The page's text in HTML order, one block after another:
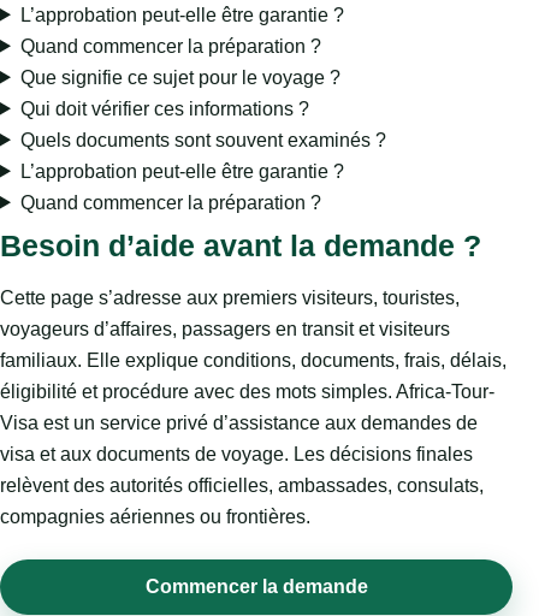
L’approbation peut-elle être garantie ?
Quand commencer la préparation ?
Que signifie ce sujet pour le voyage ?
Qui doit vérifier ces informations ?
Quels documents sont souvent examinés ?
L’approbation peut-elle être garantie ?
Quand commencer la préparation ?
Besoin d’aide avant la demande ?
Cette page s’adresse aux premiers visiteurs, touristes,
voyageurs d’affaires, passagers en transit et visiteurs
familiaux. Elle explique conditions, documents, frais, délais,
éligibilité et procédure avec des mots simples. Africa-Tour-
Visa est un service privé d’assistance aux demandes de
visa et aux documents de voyage. Les décisions finales
relèvent des autorités officielles, ambassades, consulats,
compagnies aériennes ou frontières.
Commencer la demande